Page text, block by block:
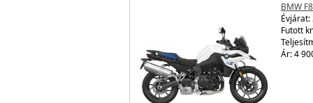
BMW
Évjárat:
Futott
Ár: 4